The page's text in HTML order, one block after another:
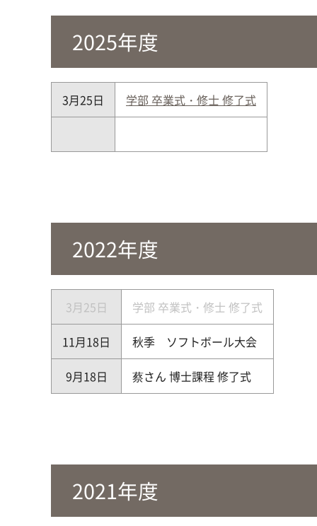
2025年度
3月25日 学部 卒業式・修士 修了式
2022年度
3月25日 学部 卒業式・修士 修了式
11月18日 秋季 ソフトボール大会
9月18日 蔡さん 博士課程 修了式
2021年度